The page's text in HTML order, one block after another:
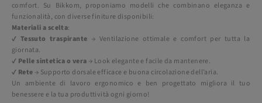
comfort. Su Bikkom, proponiamo modelli che combinano eleganza e
funzionalità, con diverse finiture disponibili:
Materiali a scelta:
✔ Tessuto traspirante → Ventilazione ottimale e comfort per tutta la
giornata.
✔ Pelle sintetica o vera → Look elegante e facile da mantenere.
✔ Rete → Supporto dorsale efficace e buona circolazione dell’aria.
Un ambiente di lavoro ergonomico e ben progettato migliora il tuo
benessere e la tua produttività ogni giorno!